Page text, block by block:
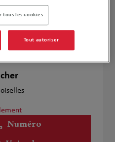
Numéro
Numéro
tous les cookies
Tout autoriser